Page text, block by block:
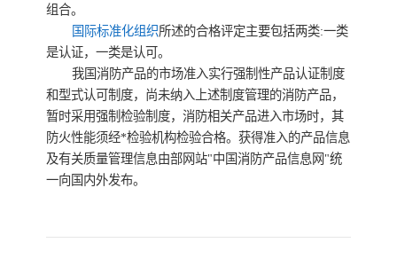
组合。
国际标准化组织所述的合格评定主要包括两类:一类
是认证，一类是认可。
我国消防产品的市场准入实行强制性产品认证制度
和型式认可制度，尚未纳入上述制度管理的消防产品，
暂时采用强制检验制度，消防相关产品进入市场时，其
防火性能须经*检验机构检验合格。获得准入的产品信息
及有关质量管理信息由部网站"中国消防产品信息网"统
一向国内外发布。